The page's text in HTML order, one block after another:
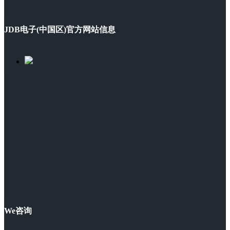
JDB电子(中国区)官方网站信息
We咨询